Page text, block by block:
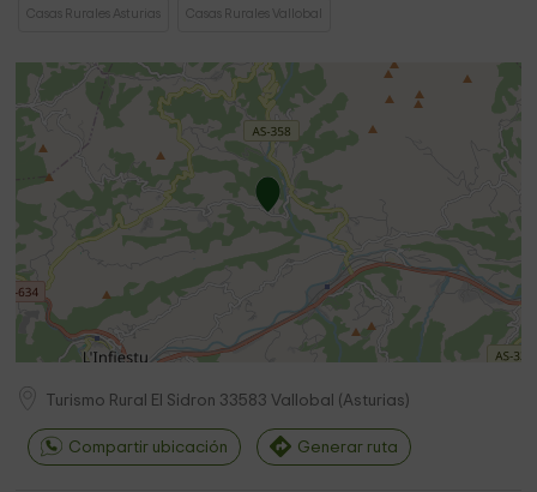
Casas Rurales Asturias Casas Rurales Vallobal
Turismo Rural El Sidron 33583 Vallobal (Asturias)
Compartir ubicación Generar ruta